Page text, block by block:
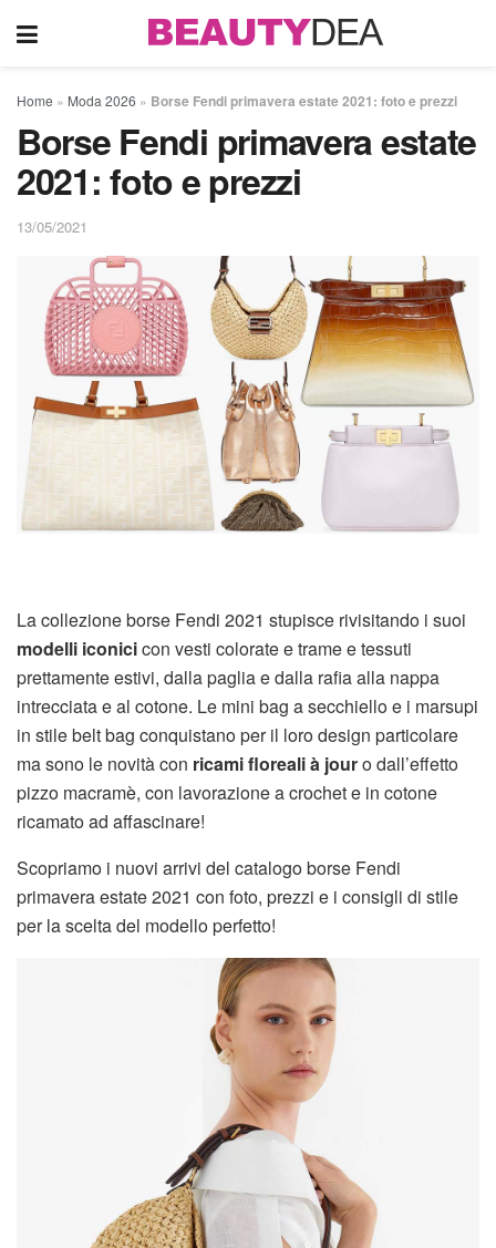
Home » Moda 2026 » Borse Fendi primavera estate 2021: foto e prezzi
Borse Fendi primavera estate
2021: foto e prezzi
13/05/2021
La collezione borse Fendi 2021 stupisce rivisitando i suoi
modelli iconicicon vesti colorate e trame e tessuti
prettamente estivi, dalla paglia e dalla rafia alla nappa
intrecciata e al cotone. Le mini bag a secchiello e i marsupi
in stile belt bag conquistano per il loro design particolare
ma sono le novità con ricami floreali à jouro dall’effetto
pizzo macramè, con lavorazione a crochet e in cotone
ricamato ad affascinare!
Scopriamo i nuovi arrivi del catalogo borse Fendi
primavera estate 2021 con foto, prezzi e i consigli di stile
per la scelta del modello perfetto!